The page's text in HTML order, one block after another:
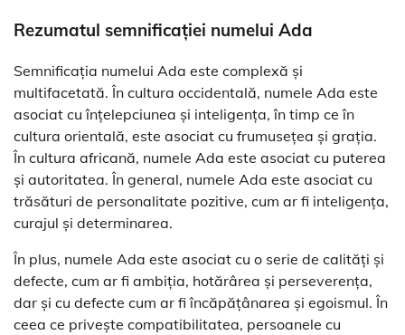
Rezumatul semnificației numelui Ada
Semnificația numelui Ada este complexă și
multifacetată. În cultura occidentală, numele Ada este
asociat cu înțelepciunea și inteligența, în timp ce în
cultura orientală, este asociat cu frumusețea și grația.
În cultura africană, numele Ada este asociat cu puterea
și autoritatea. În general, numele Ada este asociat cu
trăsături de personalitate pozitive, cum ar fi inteligența,
curajul și determinarea.
În plus, numele Ada este asociat cu o serie de calități și
defecte, cum ar fi ambiția, hotărârea și perseverența,
dar și cu defecte cum ar fi încăpățânarea și egoismul. În
ceea ce privește compatibilitatea, persoanele cu